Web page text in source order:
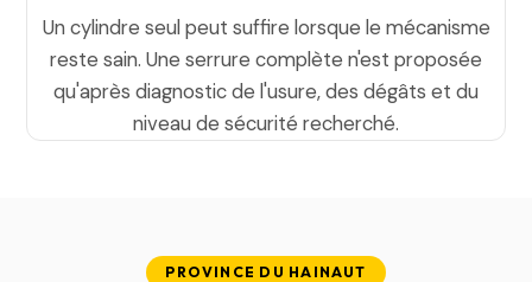
Un cylindre seul peut suffire lorsque le mécanisme
reste sain. Une serrure complète n'est proposée
qu'après diagnostic de l'usure, des dégâts et du
niveau de sécurité recherché.
PROVINCE DU HAINAUT